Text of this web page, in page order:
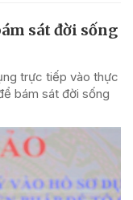
sát đời sống
trực tiếp vào thực
bám sát đời sống